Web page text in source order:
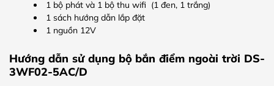
1 bộ phát và 1 bộ thu wifi (1 đen, 1 trắng)
1 sách hướng dẫn lắp đặt
1 nguồn 12V
Hướng dẫn sử dụng bộ bắn điểm ngoài trời DS-
3WF02-5AC/D